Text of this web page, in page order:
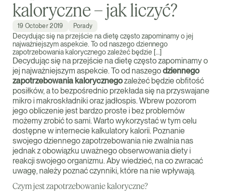
kaloryczne – jak liczyć?
19 October 2019 Porady
Decydując się na przejście na dietę często zapominamy o jej
najważniejszym aspekcie. To od naszego dziennego
zapotrzebowania kalorycznego zależeć będzie […]
Decydując się na przejście na dietę często zapominamy o
jej najważniejszym aspekcie. To od naszegodziennego
zapotrzebowania kalorycznegozależeć będzie obfitość
posiłków, a to bezpośrednio przekłada się na przyswajane
mikro i makroskładniki oraz jadłospis. Wbrew pozorom
jego obliczenie jest bardzo proste i bez problemów
możemy zrobić to sami. Warto wykorzystać w tym celu
dostępne w internecie kalkulatory kalorii. Poznanie
swojego dziennego zapotrzebowania nie zwalnia nas
jednak z obowiązku uważnego obserwowania diety i
reakcji swojego organizmu. Aby wiedzieć, na co zwracać
uwagę, należy poznać czynniki, które na nie wpływają.
Czym jest zapotrzebowanie kaloryczne?